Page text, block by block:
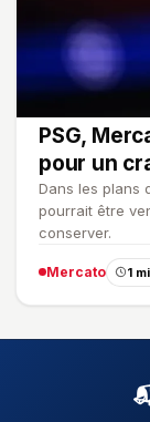
PSG,
pour un
Dans les plans
pourrait être
conserver.
Mercato 1